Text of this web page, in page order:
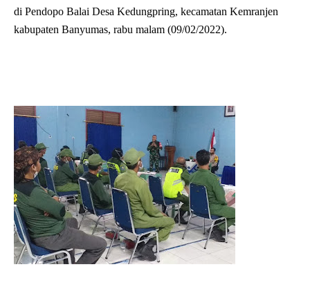
di Pendopo Balai Desa Kedungpring, kecamatan Kemranjen
kabupaten Banyumas, rabu malam (09/02/2022).